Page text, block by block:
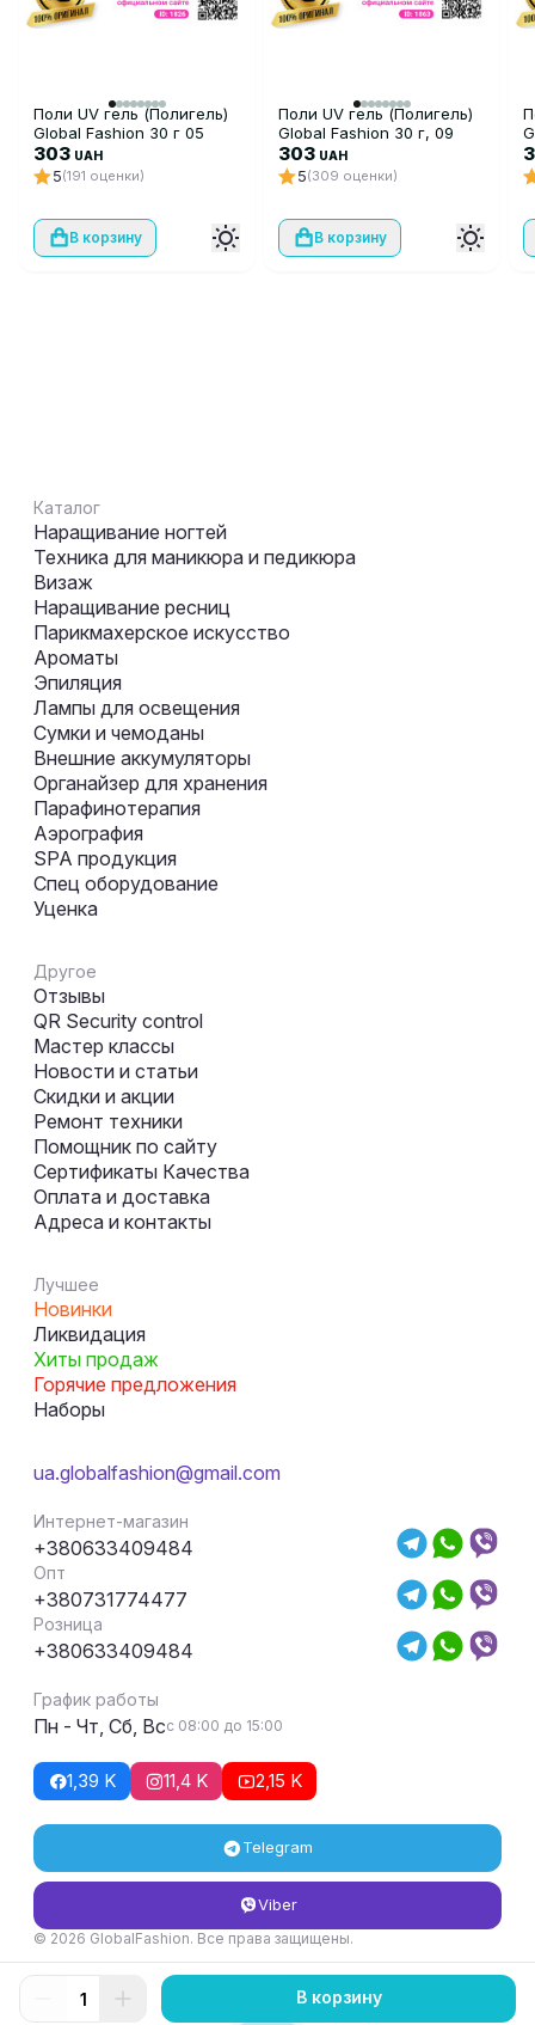
Поли UV гель (Полигель)
Global Fashion 30 г 05
303 UAH
5(191 оценки)
В корзину
Поли UV гель (Полигель)
Global Fashion 30 г, 09
прозрачный
303 UAH
5(309 оценки)
В корзину
Каталог
Наращивание ногтей
Техника для маникюра и педикюра
Визаж
Наращивание ресниц
Парикмахерское искусство
Ароматы
Эпиляция
Лампы для освещения
Сумки и чемоданы
Внешние аккумуляторы
Органайзер для хранения
Парафинотерапия
Аэрография
SPA продукция
Спец оборудование
Уценка
Другое
Отзывы
QR Security control
Мастер классы
Новости и статьи
Скидки и акции
Ремонт техники
Помощник по сайту
Сертификаты Качества
Оплата и доставка
Адреса и контакты
Лучшее
Новинки
Ликвидация
Хиты продаж
Горячие предложения
Наборы
ua.globalfashion@gmail.com
Интернет-магазин
+380633409484
Опт
+380731774477
Розница
+380633409484
График работы
Пн - Чт, Сб, Всс 08:00 до 15:00
1,39 K 11,4 K 2,15 K
Telegram
Viber
© 2026 GlobalFashion. Все права защищены.
Условия возврата и обмена товара
В корзину